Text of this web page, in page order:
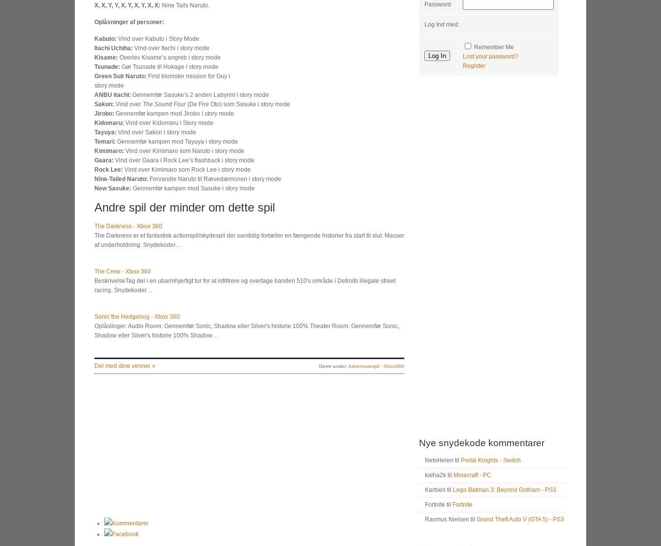
X, X, Y, Y, X, Y, X, Y, X, X: Nine Tails Naruto.
Oplåsninger af personer:
Kabuto: Vind over Kabuto i Story Mode
Itachi Uchiha: Vind over Itachi i story mode
Kisame: Overlev Kisame’s angreb i story mode
Tsunade: Gør Tsunade til Hokage i story mode
Green Suit Naruto: Find blomster mission for Guy i
story mode
ANBU Itachi: Gennemfør Sasuke’s 2 anden Labyrint i story mode
Sakon: Vind over The Sound Four(De Fire Oto) som Sasuke i story mode
Jirobo: Gennemfør kampen mod Jirobo i story mode
Kidomaru: Vind over Kidomaru i Story mode
Tayuya: Vind over Sakon i story mode
Temari: Gennemfør kampen mod Tayuya i story mode
Kimimaro: Vind over Kimimaro som Naruto i story mode
Gaara: Vind over Gaara i Rock Lee’s flashback i story mode
Rock Lee: Vind over Kimimaro som Rock Lee i story mode
Nine-Tailed Naruto: Forvandle Naruto til Rævedæmonen i story mode
New Sasuke: Gennemfør kampen mod Sasuke i story mode
Andre spil der minder om dette spil
The Darkness - Xbox 360
The Darkness er et fantastisk actionspil/skydespil der samtidig fortæller en fængende historier fra start til slut. Masser
af underholdning. Snydekoder…
The Crew - Xbox 360
BeskrivelseTag del i en ubarmhjertigt tur for at infiltrere og overtage banden 510's område i Detroits illegale street
racing. Snydekoder…
Sonic the Hedgehog - Xbox 360
Oplåslinger: Audio Room: Gennemfør Sonic, Shadow eller Silver's historie 100% Theater Room: Gennemfør Sonic,
Shadow eller Silver's historie 100% Shadow…
Del med dine venner » Gemt under: Adventurespil - Xbox360
Kommentarer
Facebook
Password
Log Ind med:
Remember Me
Lost your password?
Register
Nye snydekode kommentarer
NetsHelen til Portal Knights - Switch
kalha2k til Minecraft - PC
Kartsen til Lego Batman 3: Beyond Gotham - PS3
Fortnite til Fortnite
Rasmus Nielsen til Grand Theft Auto V (GTA 5) - PS3